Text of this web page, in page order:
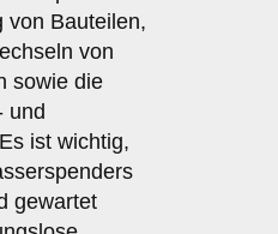
von Bauteilen,
von
sowie die
und
ist wichtig,
gewartet